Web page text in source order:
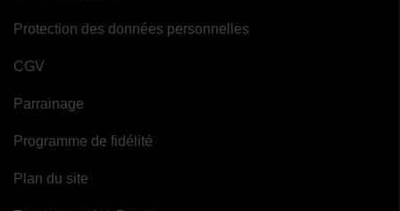
Protection des données personnelles
CGV
Parrainage
Programme de fidélité
Plan du site